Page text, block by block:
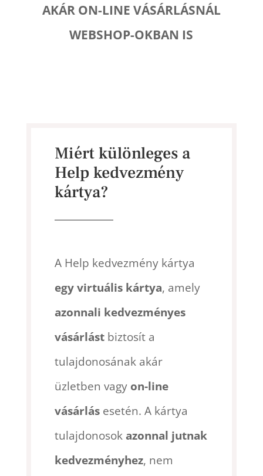
AKÁR ON-LINE VÁSÁRLÁSNÁL
WEBSHOP-OKBAN IS
Miért különleges a
Help kedvezmény
kártya?
A Help kedvezmény kártya
egy virtuális kártya, amely
azonnali kedvezményes
vásárlástbiztosít a
tulajdonosának akár
üzletben vagy on-line
vásárlásesetén. A kártya
tulajdonosok azonnal jutnak
kedvezményhez, nem